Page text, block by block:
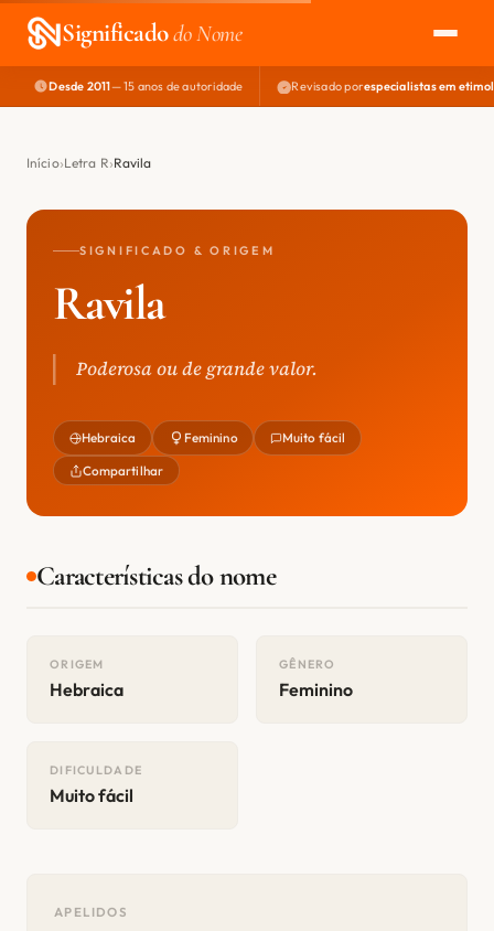
Significadodo Nome
EXPLORAR
NOME PERFEITO
Desde 2011— 15 anos de autoridade Revisado porespecialistas em
Início Letra R Ravila
SIGNIFICADO & ORIGEM
Ravila
Poderosa ou de grande valor.
Hebraica Feminino Muito fácil
Compartilhar
Características do nome
ORIGEM
Hebraica
GÊNERO
Feminino
DIFICULDADE
Muito fácil
APELIDOS